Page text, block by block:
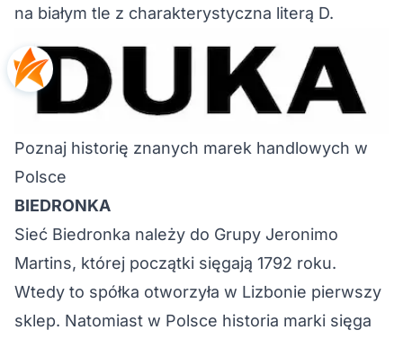
na białym tle z charakterystyczna literą D.
Poznaj historię znanych marek handlowych w
Polsce
BIEDRONKA
Sieć Biedronka należy do Grupy Jeronimo
Martins, której początki sięgają 1792 roku.
Wtedy to spółka otworzyła w Lizbonie pierwszy
sklep. Natomiast w Polsce historia marki sięga